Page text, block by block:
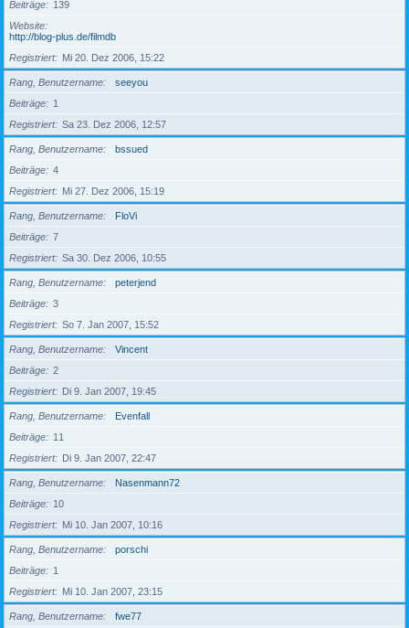
Beiträge
139
Website
http://blog-plus.de/filmdb
Registriert
Mi 20. Dez 2006, 15:22
Rang, Benutzername
seeyou
Beiträge
1
Registriert
Sa 23. Dez 2006, 12:57
Rang, Benutzername
bssued
Beiträge
4
Registriert
Mi 27. Dez 2006, 15:19
Rang, Benutzername
FloVi
Beiträge
7
Registriert
Sa 30. Dez 2006, 10:55
Rang, Benutzername
peterjend
Beiträge
3
Registriert
So 7. Jan 2007, 15:52
Rang, Benutzername
Vincent
Beiträge
2
Registriert
Di 9. Jan 2007, 19:45
Rang, Benutzername
Evenfall
Beiträge
11
Registriert
Di 9. Jan 2007, 22:47
Rang, Benutzername
Nasenmann72
Beiträge
10
Registriert
Mi 10. Jan 2007, 10:16
Rang, Benutzername
porschi
Beiträge
1
Registriert
Mi 10. Jan 2007, 23:15
Rang, Benutzername
fwe77